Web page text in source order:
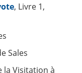
, Livre 1,
Sales
la Visitation à